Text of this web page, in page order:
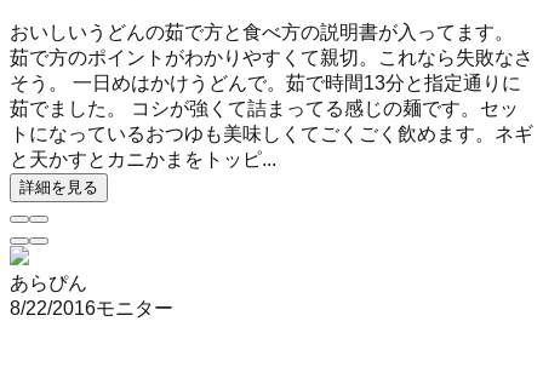
おいしいうどんの茹で方と食べ方の説明書が入ってます。
茹で方のポイントがわかりやすくて親切。これなら失敗なさ
そう。 一日めはかけうどんで。茹で時間13分と指定通りに
茹でました。 コシが強くて詰まってる感じの麺です。セッ
トになっているおつゆも美味しくてごくごく飲めます。ネギ
と天かすとカニかまをトッピ...
詳細を見る
あらぴん
8/22/2016モニター